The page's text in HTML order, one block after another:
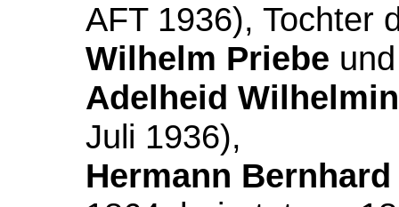
AFT 1936), Tochter
Wilhelm Priebe
Adelheid
Juli 1936),
Hermann